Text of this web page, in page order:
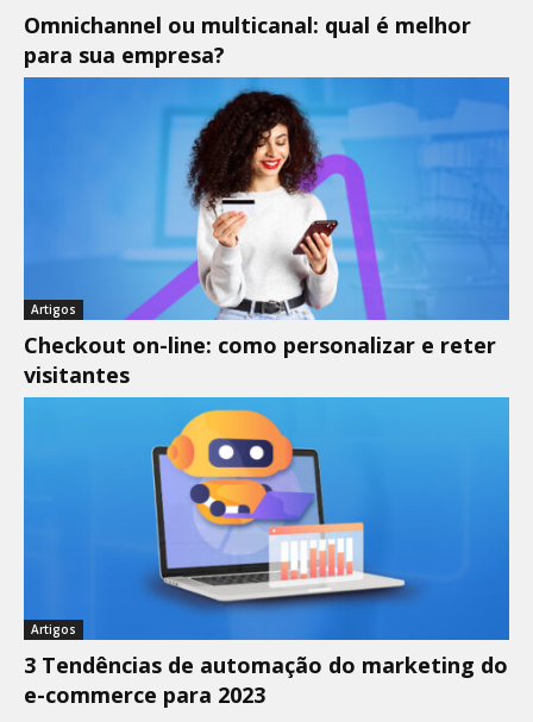
Omnichannel ou multicanal: qual é melhor
para sua empresa?
Artigos
Checkout on-line: como personalizar e reter
visitantes
Artigos
3 Tendências de automação do marketing do
e-commerce para 2023